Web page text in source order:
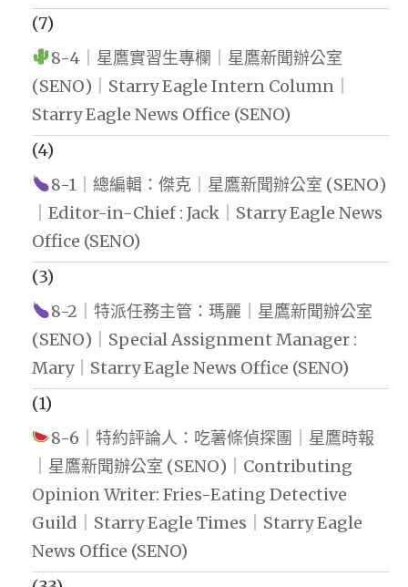
(7)
8-4｜星鷹實習生專欄｜星鷹新聞辦公室
(SENO)｜Starry Eagle Intern Column｜
Starry Eagle News Office (SENO)
(4)
8-1｜總編輯：傑克｜星鷹新聞辦公室 (SENO)
｜Editor-in-Chief : Jack｜Starry Eagle News
Office (SENO)
(3)
8-2｜特派任務主管：瑪麗｜星鷹新聞辦公室
(SENO)｜Special Assignment Manager :
Mary｜Starry Eagle News Office (SENO)
(1)
8-6｜特約評論人：吃薯條偵探團｜星鷹時報
｜星鷹新聞辦公室 (SENO)｜Contributing
Opinion Writer: Fries-Eating Detective
Guild｜Starry Eagle Times｜Starry Eagle
News Office (SENO)